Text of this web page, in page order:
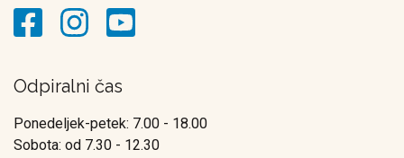
Odpiralni čas
Ponedeljek-petek: 7.00 - 18.00
Sobota: od 7.30 - 12.30